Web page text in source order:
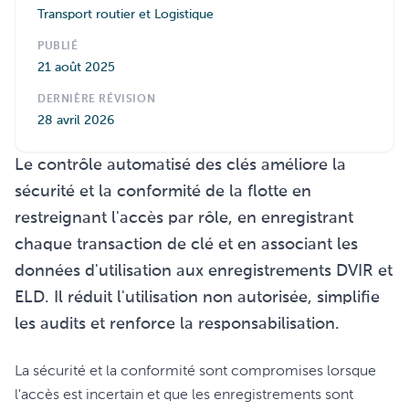
Transport routier et Logistique
PUBLIÉ
21 août 2025
DERNIÈRE RÉVISION
28 avril 2026
Le contrôle automatisé des clés améliore la
sécurité et la conformité de la flotte en
restreignant l'accès par rôle, en enregistrant
chaque transaction de clé et en associant les
données d'utilisation aux enregistrements DVIR et
ELD. Il réduit l'utilisation non autorisée, simplifie
les audits et renforce la responsabilisation.
La sécurité et la conformité sont compromises lorsque
l'accès est incertain et que les enregistrements sont